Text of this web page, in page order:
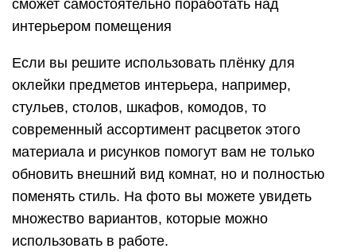
сможет самостоятельно поработать над
интерьером помещения
Если вы решите использовать плёнку для
оклейки предметов интерьера, например,
стульев, столов, шкафов, комодов, то
современный ассортимент расцветок этого
материала и рисунков помогут вам не только
обновить внешний вид комнат, но и полностью
поменять стиль. На фото вы можете увидеть
множество вариантов, которые можно
использовать в работе.